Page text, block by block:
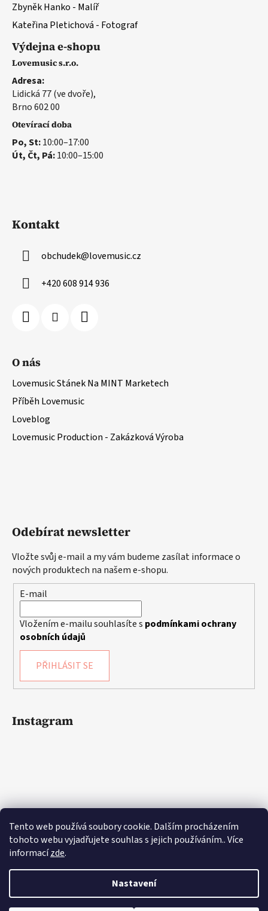
Tento web používá soubory cookie. Dalším procházením
tohoto webu vyjadřujete souhlas s jejich používáním.. Více
informacízde.
Nastavení
Zbyněk Hanko - Malíř
Kateřina Pletichová - Fotograf
Výdejna e-shopu
Lovemusic s.r.o.
Adresa:
Lidická 77 (ve dvoře),
Brno 602 00
Otevírací doba
Po, St:10:00–17:00
Út, Čt, Pá:10:00–15:00
Kontakt
obchudek@lovemusic.cz
+420 608 914 936
O nás
Lovemusic Stánek Na MINT Marketech
Příběh Lovemusic
Loveblog
Lovemusic Production - Zakázková Výroba
Odebírat newsletter
Vložte svůj e-mail a my vám budeme zasílat informace o
nových produktech na našem e-shopu.
E-mail
Vložením e-mailu souhlasíte s podmínkami ochrany
osobních údajů
PŘIHLÁSIT SE
Instagram
Sledovat na Instagramu